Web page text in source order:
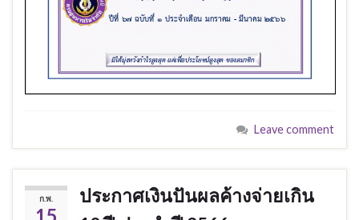
Leave comment
ก.พ.
ประกาศเงินปันผลค้างจ่ายเกิน